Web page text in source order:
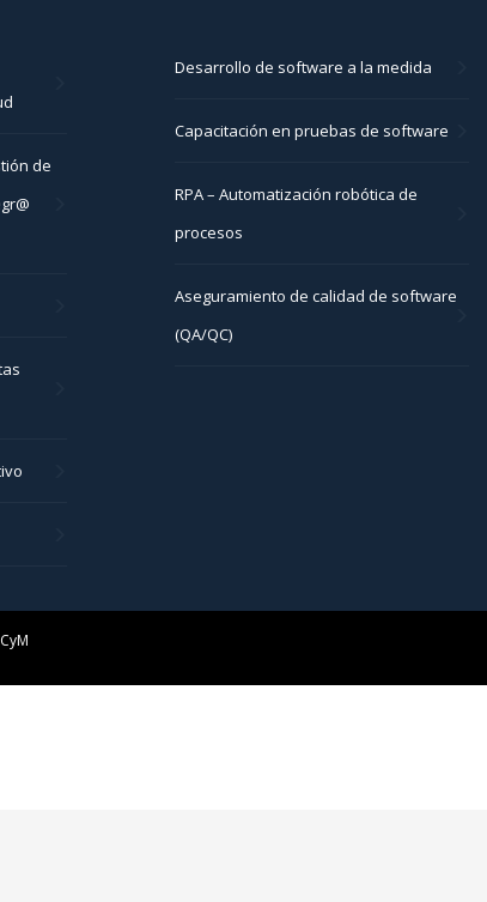
de
Desarrollo de software a la medida
Capacitación en pruebas de software
RPA – Automatización robótica de
procesos
Aseguramiento de calidad de software
(QA/QC)
CyM